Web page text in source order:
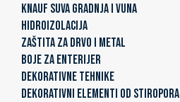
KNAUF SUVA GRADNJA I VUNA
HIDROIZOLACIJA
ZAŠTITA ZA DRVO I METAL
BOJE ZA ENTERIJER
DEKORATIVNE TEHNIKE
DEKORATIVNI ELEMENTI OD STIROPORA